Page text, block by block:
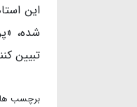
این
شده،
تبیین
برچسب